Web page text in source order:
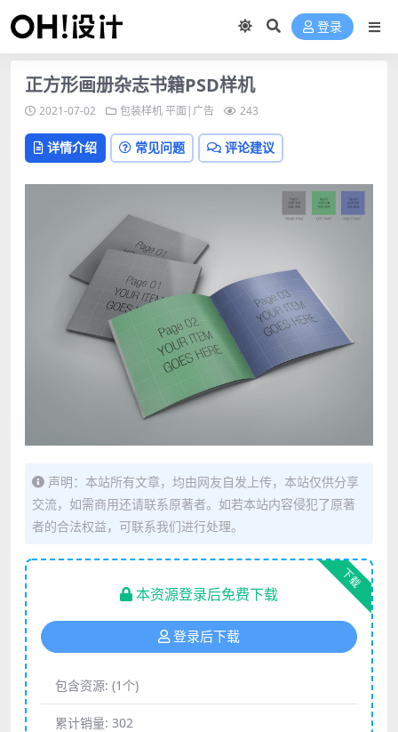
登录
正方形画册杂志书籍PSD样机
2021-07-02 包装样机平面|广告 243
详情介绍 常见问题 评论建议
声明：本站所有文章，均由网友自发上传，本站仅供分享
交流，如需商用还请联系原著者。如若本站内容侵犯了原著
者的合法权益，可联系我们进行处理。
下载
本资源登录后免费下载
登录后下载
包含资源: (1个)
累计销量: 302